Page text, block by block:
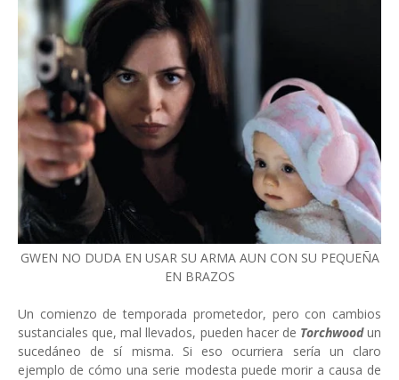
GWEN NO DUDA EN USAR SU ARMA AUN CON SU PEQUEÑA
EN BRAZOS
Un comienzo de temporada prometedor, pero con cambios
sustanciales que, mal llevados, pueden hacer de Torchwoodun
sucedáneo de sí misma. Si eso ocurriera sería un claro
ejemplo de cómo una serie modesta puede morir a causa de